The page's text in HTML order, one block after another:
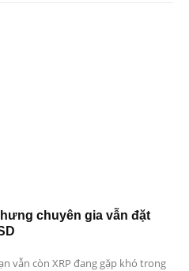
chuyên gia vẫn đặt
vẫn còn XRP đang gặp khó trong